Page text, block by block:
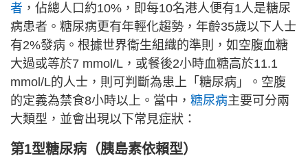
者 ，佔總人口約10%，即每10名港人便有1人是糖尿
病患者。糖尿病更有年輕化趨勢，年齡35歲以下人士
有2%發病。根據世界衞生組織的準則，如空腹血糖
大過或等於7 mmol/L，或餐後2小時血糖高於11.1
mmol/L的人士，則可判斷為患上「糖尿病」。空腹
的定義為禁食8小時以上。當中， 糖尿病主要可分兩
大類型，並會出現以下常見症狀：
第1型糖尿病（胰島素依賴型）